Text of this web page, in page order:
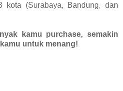
kota (Surabaya, Bandung, dan
kamu purchase, semakin
untuk menang!